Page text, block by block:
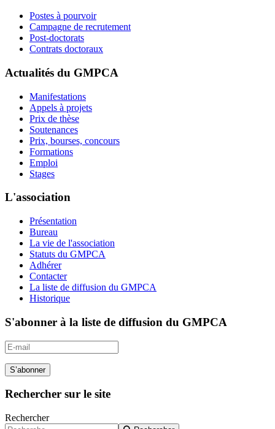
Postes à pourvoir
Campagne de recrutement
Post-doctorats
Contrats doctoraux
Actualités du GMPCA
Manifestations
Appels à projets
Prix de thèse
Soutenances
Prix, bourses, concours
Formations
Emploi
Stages
L'association
Présentation
Bureau
La vie de l'association
Statuts du GMPCA
Adhérer
Contacter
La liste de diffusion du GMPCA
Historique
S'abonner à la liste de diffusion du GMPCA
S’abonner
Rechercher sur le site
Rechercher